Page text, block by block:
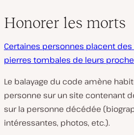
Honorer les morts
Certaines personnes placent des
pierres tombales de leurs
Le balayage du code amène
personne sur un site contenant
sur la personne décédée
intéressantes, photos, etc.).